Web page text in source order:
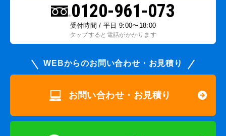
0120-961-073
受付時間 / 平日 9:00〜18:00
タップすると電話がかかります
WEBからのお問い合わせ・お見積り
お問い合わせ・お見積り